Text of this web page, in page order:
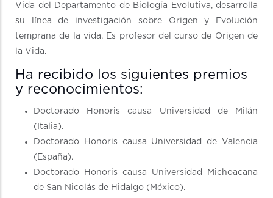
Vida del Departamento de Biología Evolutiva, desarrolla
su línea de investigación sobre Origen y Evolución
temprana de la vida. Es profesor del curso de Origen de
la Vida.
Ha recibido los siguientes premios
y reconocimientos:
Doctorado Honoris causa Universidad de Milán
(Italia).
Doctorado Honoris causa Universidad de Valencia
(España).
Doctorado Honoris causa Universidad Michoacana
de San Nicolás de Hidalgo (México).